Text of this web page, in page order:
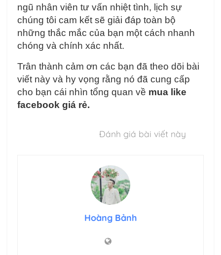
ngũ nhân viên tư vấn nhiệt tình, lịch sự
chúng tôi cam kết sẽ giải đáp toàn bộ
những thắc mắc của bạn một cách nhanh
chóng và chính xác nhất.
Trân thành cảm ơn các bạn đã theo dõi bài
viết này và hy vọng rằng nó đã cung cấp
cho bạn cái nhìn tổng quan về mua like
facebook giá rẻ.
Đánh giá bài viết này
Hoàng Bảnh